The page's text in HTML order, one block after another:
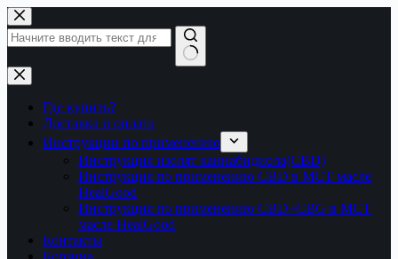
Перейти
к
сути
Ничего
не
найденоГде купить?
Доставка и оплата
Инструкции по применению
Инструкция изолят каннабидиола(CBD)
Инструкция по применению CBD в МСТ масле
HealGood
Инструкция по применению CBD+CBG в МСТ
масле HealGood
Контакты
Корзина